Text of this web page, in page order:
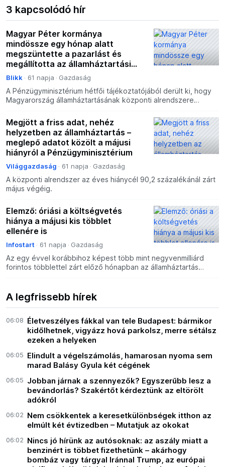
3 kapcsolódó hír
Magyar Péter kormánya
mindössze egy hónap alatt
megszüntette a pazarlást és
megállította az államháztartási
hiány növekedését
Blikk 61 napja Gazdaság
A Pénzügyminisztérium hétfői tájékoztatójából derült ki, hogy
Magyarország államháztartásának központi alrendszere
Megjött a friss adat, nehéz
helyzetben az államháztartás –
meglepő adatot közölt a májusi
hiányról a Pénzügyminisztérium
Világgazdaság 61 napja Gazdaság
A központi alrendszer az éves hiánycél 90,2 százalékánál zárt
május végéig.
Elemző: óriási a költségvetés
hiánya a májusi kis többlet
ellenére is
Infostart 61 napja Gazdaság
Az egy évvel korábbihoz képest több mint negyvenmilliárd
forintos többlettel zárt előző hónapban az államháztartás
A legfrissebb hírek
06:08 Életveszélyes fákkal van tele Budapest: bármikor
kidőlhetnek, vigyázz hová parkolsz, merre sétálsz
ezeken a helyeken
06:05 Elindult a végelszámolás, hamarosan nyoma sem
marad Balásy Gyula két cégének
06:05 Jobban járnak a szennyezők? Egyszerűbb lesz a
bevándorlás? Szakértőt kérdeztünk az eltörölt
adókról
06:02 Nem csökkentek a keresetkülönbségek itthon az
elmúlt két évtizedben – Mutatjuk az okokat
06:02 Nincs jó hírünk az autósoknak: az aszály miatt a
benzinért is többet fizethetünk – akárhogy
bombáz vagy tárgyal Iránnal Trump, az európai